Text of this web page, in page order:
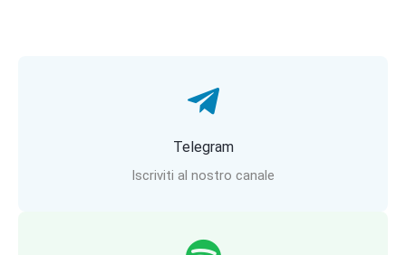
Telegram
Iscriviti al nostro canale